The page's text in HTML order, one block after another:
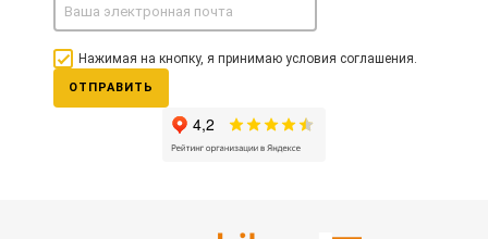
Нажимая на кнопку, я принимаю условия соглашения.
ОТПРАВИТЬ